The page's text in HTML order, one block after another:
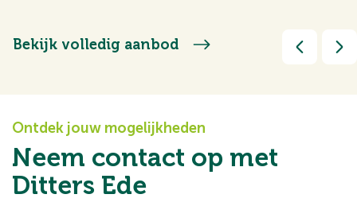
Bekijk volledig aanbod
Ontdek jouw mogelijkheden
Neem contact op met
Ditters Ede